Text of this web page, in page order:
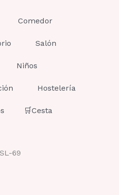
Comedor
Salón
Niños
Hostelería
🛒Cesta
69